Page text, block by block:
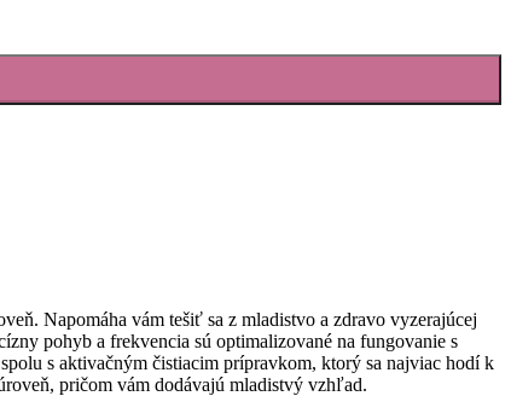
Napomáha vám tešiť sa z mladistvo a zdravo vyzerajúcej
pohyb a frekvencia sú optimalizované na fungovanie s
s aktivačným čistiacim prípravkom, ktorý sa najviac hodí k
pričom vám dodávajú mladistvý vzhľad.